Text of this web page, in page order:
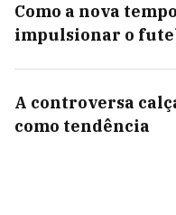
Como a nova
impulsionar o
A controversa
como tendência